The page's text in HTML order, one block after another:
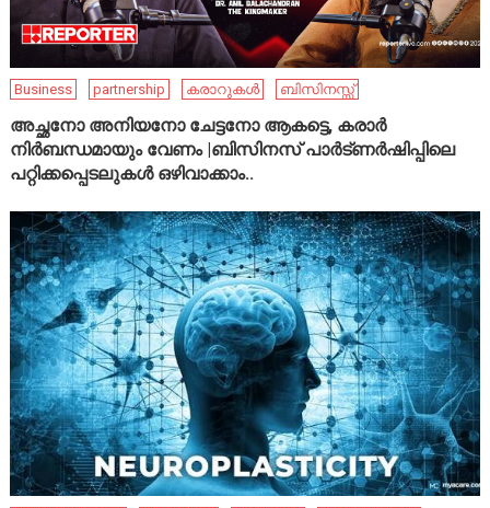
Business partnership കരാറുകൾ ബിസിനസ്സ്
അച്ഛനോ അനിയനോ ചേട്ടനോ ആകട്ടെ, കരാർ
നിർബന്ധമായും വേണം |ബിസിനസ് പാർട്ണർഷിപ്പിലെ
പറ്റിക്കപ്പെടലുകൾ ഒഴിവാക്കാം..